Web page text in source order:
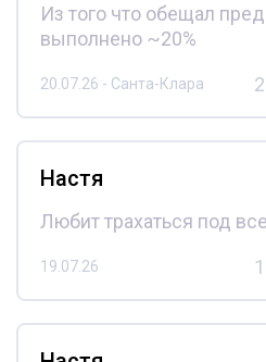
Из того что обещал
выполнено ~20%
20.07.26 - Санта-Клара
Настя
Любит трахаться под
19.07.26